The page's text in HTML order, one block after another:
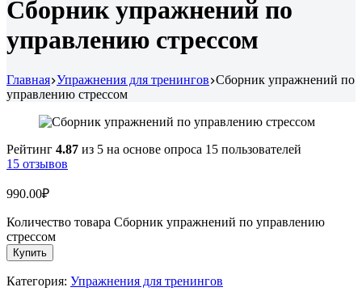
Сборник упражнений по
управлению стрессом
Главная Упражнения для тренингов Сборник упражнений по
управлению стрессом
Рейтинг 4.87 из 5 на основе опроса 15 пользователей
15 отзывов
990.00₽
Количество товара Сборник упражнений по управлению
стрессом
Купить
Категория: Упражнения для тренингов